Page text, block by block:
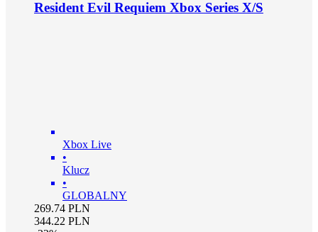
Resident Evil Requiem Xbox Series X/S
Xbox Live
•
Klucz
•
GLOBALNY
269.74 PLN
344.22 PLN